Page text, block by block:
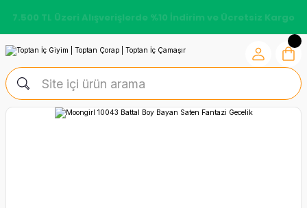
7.500 TL Üzeri Alışverişlerde %10 İndirim ve Ücretsiz Kargo